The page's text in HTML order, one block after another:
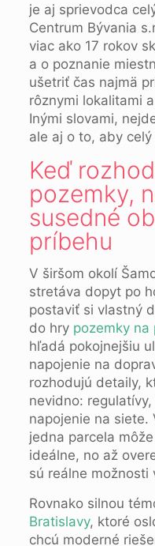
je aj sprievodca
Centrum Bývania
viac ako 17 rokov
a o poznanie
ušetriť čas najmä
rôznymi lokalitami
Inými slovami,
ale aj o to, aby
Keď
pozemky,
susedné
príbehu
V širšom okolí
stretáva dopyt po
postaviť si vlastný
do hry pozemky na
hľadá pokojnejšiu
napojenie na
rozhodujú detaily,
nevidno:
napojenie na siete.
jedna parcela
ideálne, no až
sú reálne možnosti
Rovnako silnou
Bratislavy, ktoré
chcú moderné